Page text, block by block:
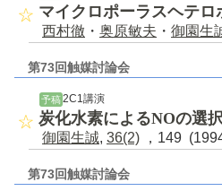
マイクロポーラスヘテ
西村徹 ・ 奥原敏夫 ・ 御園生
第73回触媒討論会
予稿 2C1講演
炭化水素によるNOの選
御園生誠, 36(2) ，149
第73回触媒討論会